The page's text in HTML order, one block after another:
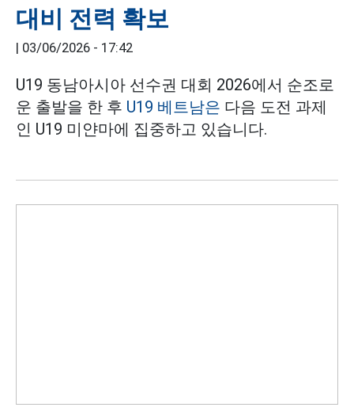
대비 전력 확보
| 03/06/2026 - 17:42
U19 동남아시아 선수권 대회 2026에서 순조로
운 출발을 한 후 U19 베트남은 다음 도전 과제
인 U19 미얀마에 집중하고 있습니다.